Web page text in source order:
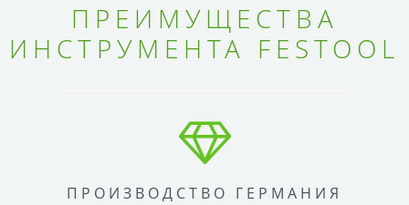
ПРЕИМУЩЕСТВА
ИНСТРУМЕНТА FESTOOL
ПРОИЗВОДСТВО ГЕРМАНИЯ